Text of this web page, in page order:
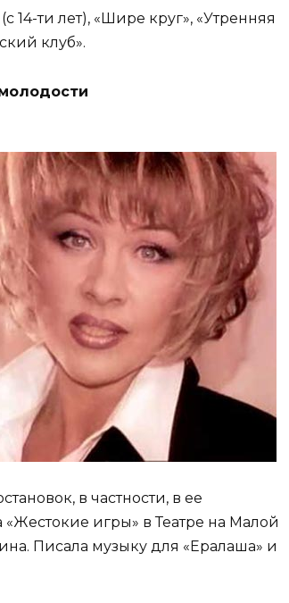
ти лет), «Шире круг», «Утренняя
клуб».
в частности, в ее
игры» в Театре на Малой
Писала музыку для «Ералаша» и